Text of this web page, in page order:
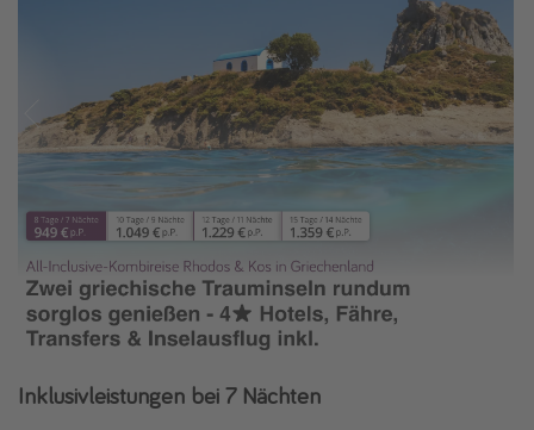
Inklusivleistungen bei 7 Nächten